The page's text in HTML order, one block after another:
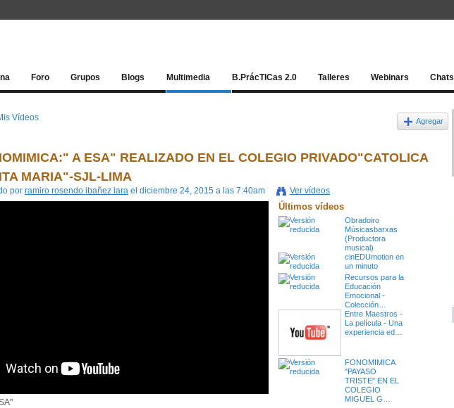
Foro Grupos Blogs Multimedia B.PrácTICas 2.0 Talleres Webinars Chats
Vídeos Agregar
A ESA" REALIZADO EN EL COLEGIO PRIVADO"CATOLICA
MARIA"-SJL-LIMA
por ramiro rosendo ibañez lara el diciembre 24, 2015 a las 7:40am Ver vídeos
Últimos vídeos
Obradoiro
Músicasbarxas
(Productora
musical)
cinEDUmotion en
un minuto
Recursos para la
Educación
Emocional -
Colección…
Entre Maestros -
La película - Una
experiencia ed…
FONOMIMICA
"PAYASO
TRISTE" EN EL
COLEGIO
MIGUEL G…